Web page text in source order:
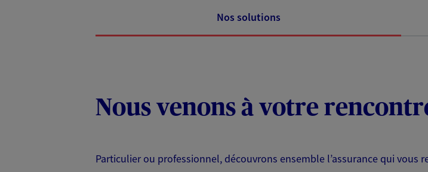
Nos solutions
Nous venons à votre
Particulier ou professionnel, découvrons ensemble l’assurance qui vous